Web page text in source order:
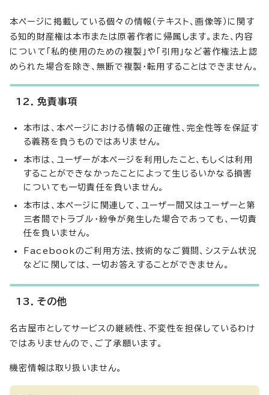
本ページに掲載している個々の情報（テキスト、画像等）に関す
る知的財産権は本市または原著作者に帰属します。また、内容
について「私的使用のための複製」や「引用」など著作権法上認
められた場合を除き、無断で複製・転用することはできません。
12．免責事項
本市は、本ページにおける情報の正確性、完全性等を保証す
る義務を負うものではありません。
本市は、ユーザーが本ページを利用したこと、もしくは利用
することができなかったことによって生じるいかなる損害
についても一切責任を負いません。
本市は、本ページに関連して、ユーザー間又はユーザーと第
三者間でトラブル・紛争が発生した場合であっても、一切責
任を負いません。
Facebookのご利用方法、技術的なご質問、システム状況
などに関しては、一切お答えすることができません。
13．その他
名古屋市としてサービスの継続性、不変性を担保しているわけ
ではありませんので、ご了承願います。
機密情報は取り扱いません。